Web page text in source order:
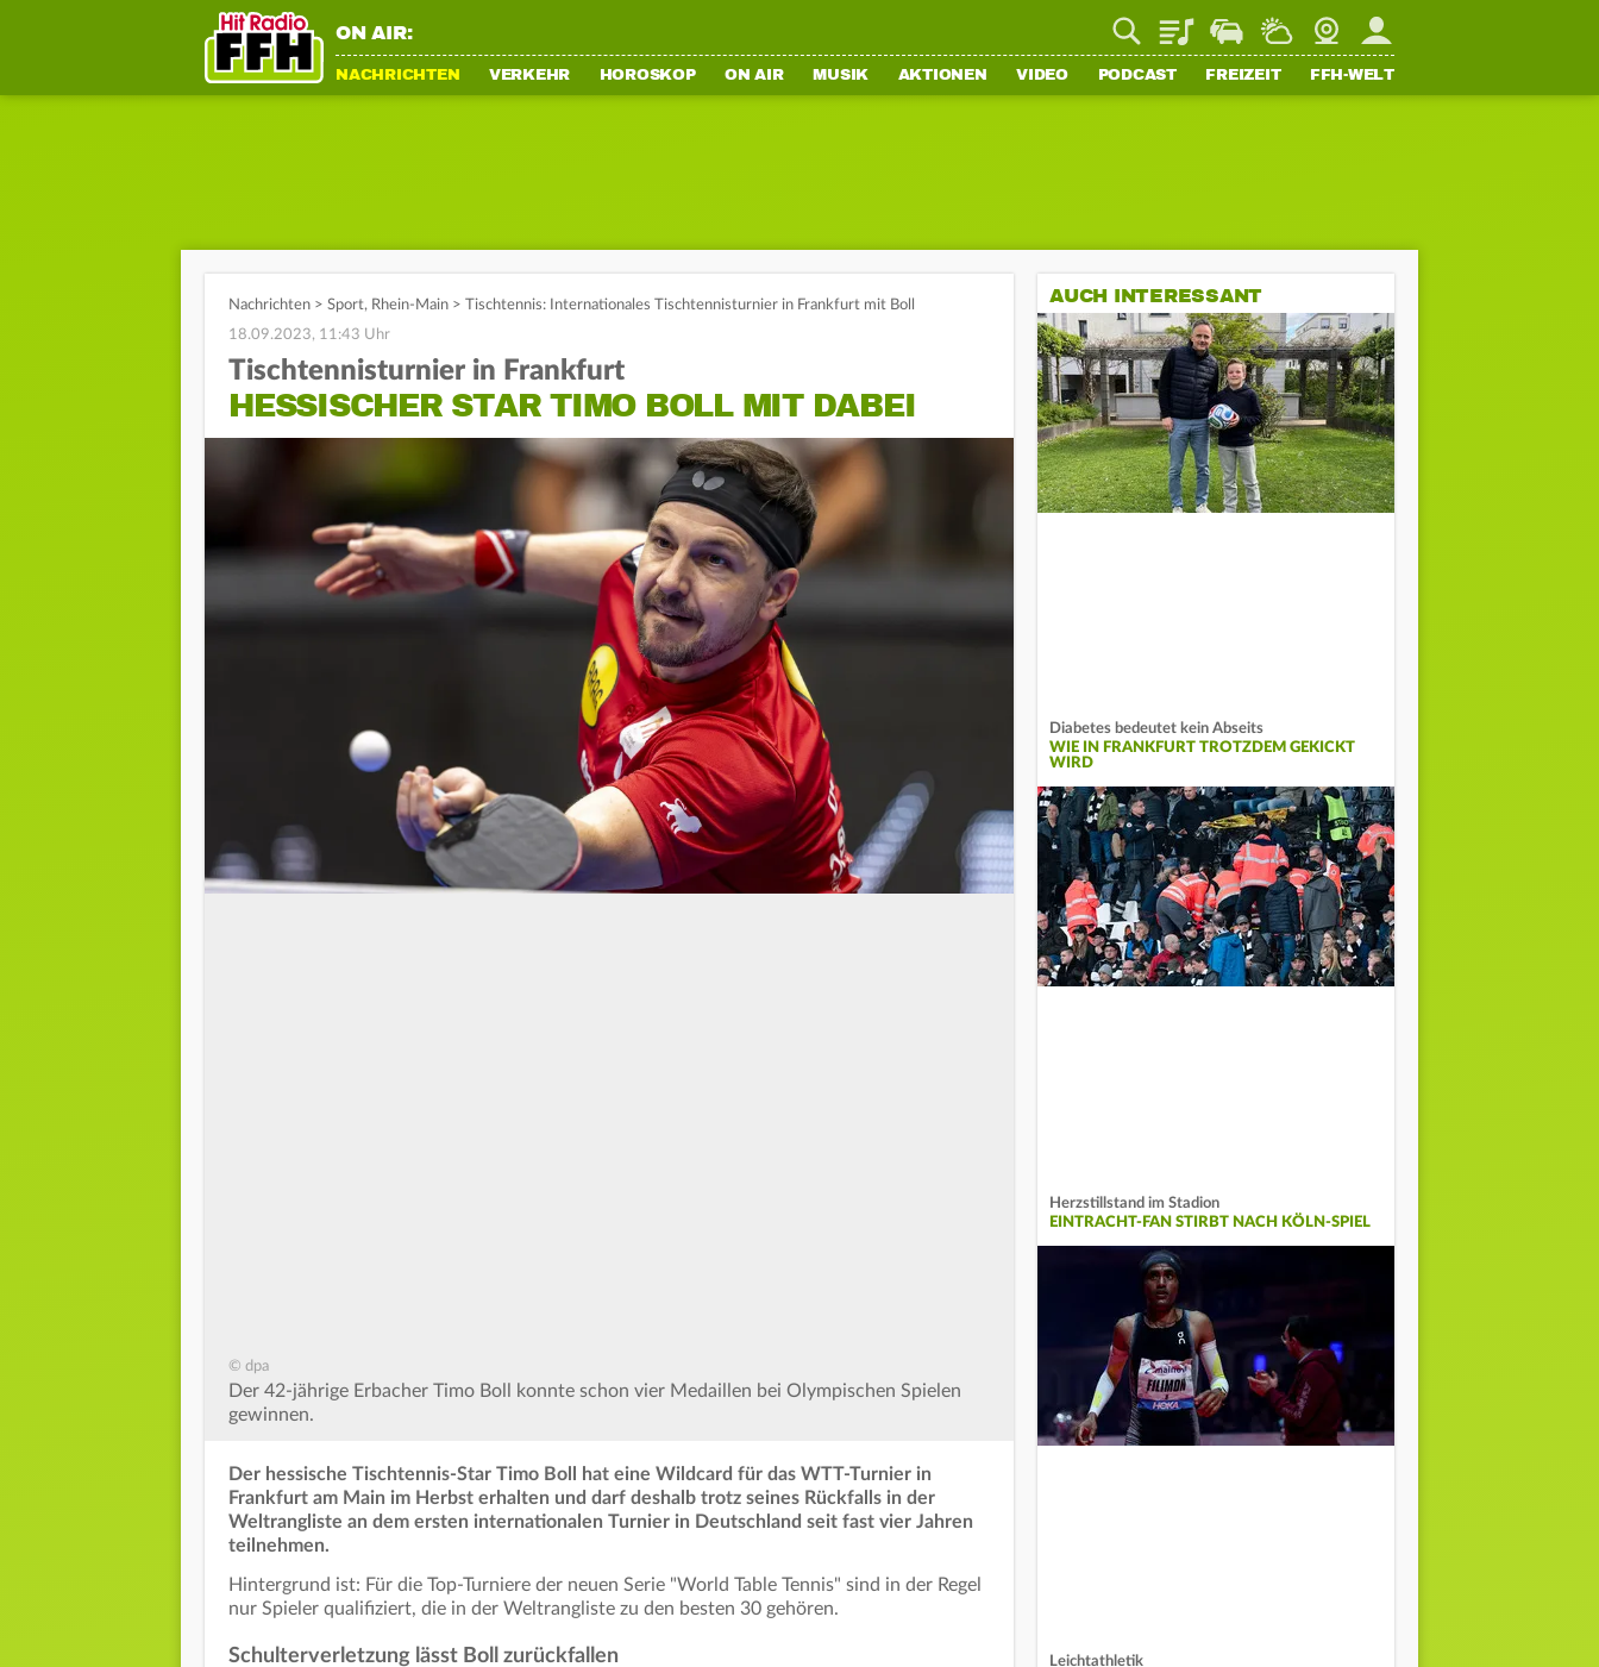
ON AIR: PlaylistStaupilotWetterWebcamMein FFH
NACHRICHTEN VERKEHR HOROSKOP ON AIR MUSIK AKTIONEN VIDEO PODCAST FREIZEIT FFH-WELT
Nachrichten > Sport, Rhein-Main > Tischtennis: Internationales Tischtennisturnier in Frankfurt mit Boll
18.09.2023, 11:43 Uhr
Tischtennisturnier in Frankfurt
HESSISCHER STAR TIMO BOLL MIT DABEI
© dpa
Der 42-jährige Erbacher Timo Boll konnte schon vier Medaillen bei Olympischen Spielen
gewinnen.
Der hessische Tischtennis-Star Timo Boll hat eine Wildcard für das WTT-Turnier in
Frankfurt am Main im Herbst erhalten und darf deshalb trotz seines Rückfalls in der
Weltrangliste an dem ersten internationalen Turnier in Deutschland seit fast vier Jahren
teilnehmen.
Hintergrund ist: Für die Top-Turniere der neuen Serie "World Table Tennis" sind in der Regel
nur Spieler qualifiziert, die in der Weltrangliste zu den besten 30 gehören.
Schulterverletzung lässt Boll zurückfallen
AUCH INTERESSANT
Diabetes bedeutet kein Abseits
WIE IN FRANKFURT TROTZDEM GEKICKT
WIRD
Herzstillstand im Stadion
EINTRACHT-FAN STIRBT NACH KÖLN-SPIEL
Leichtathletik